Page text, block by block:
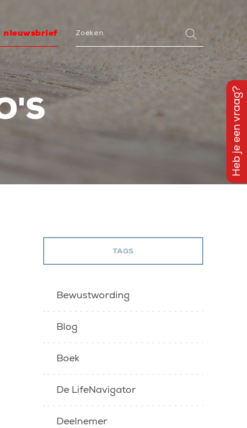
nieuwsbrief
TAGS
Bewustwording
Blog
Boek
De LifeNavigator
Deelnemer
Heb je een vraag?